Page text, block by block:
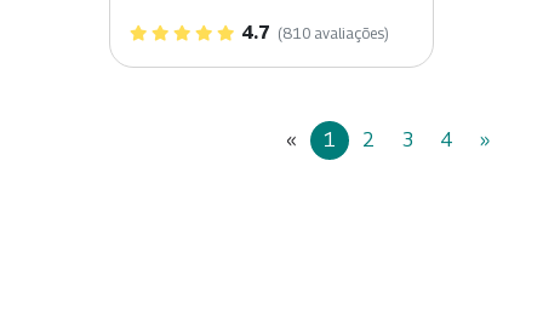
4.7 (810 avaliações)
« 1 2 3 4 »